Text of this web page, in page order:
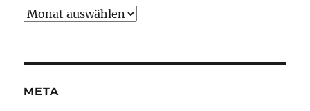
Archiv
META